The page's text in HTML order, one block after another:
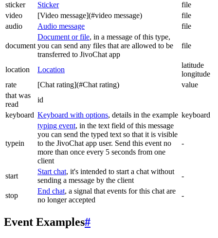
sticker
Sticker
file
video
[Video message](#video message)
file
audio
Audio message file
document
Document or file, in a message of this type,
you can send any files that are allowed to be
transferred to JivoChat app
file
location Location
latitude
longitude
rate
[Chat rating](#Chat rating)
value
that was
read
id
keyboard Keyboard with options, details in the example keyboard
typein
typing event, in the text field of this message
you can send the typed text so that it is visible
to the JivoChat app user. Send this event no
more than once every 5 seconds from one
client
-
start
Start chat, it's intended to start a chat without
sending a message by the client
-
stop
End chat, a signal that events for this chat are
no longer accepted
-
Event Examples#